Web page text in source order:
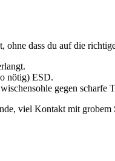
dass du auf die
nötig) ESD.
gegen scharfe
viel Kontakt mit